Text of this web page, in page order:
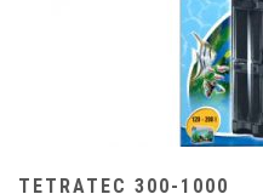
TETRATEC 300-1000